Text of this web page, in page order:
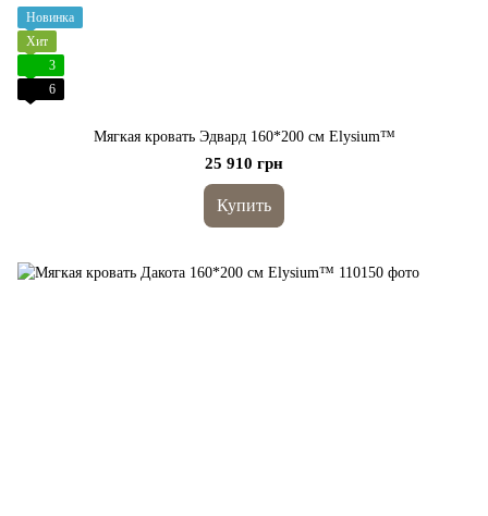
Новинка
Хит
3
6
Мягкая кровать Эдвард 160*200 cм Elysium™
25 910 грн
Купить